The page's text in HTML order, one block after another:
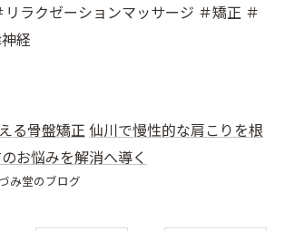
リラクゼーションマッサージ ＃矯正 ＃
経
る骨盤矯正 仙川で慢性的な肩こりを根
お悩みを解消へ導く
み堂のブログ